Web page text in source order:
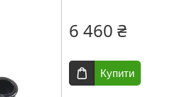
6 460 ₴
Купити